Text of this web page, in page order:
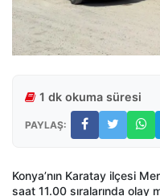
1 dk okuma süresi
PAYLAŞ:
Konya’nın Karatay ilçesi
saat 11.00 sıralarında